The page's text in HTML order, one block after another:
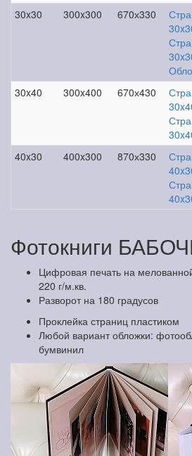
30x30
300x300 670х330
30x40
300x400 670х430
40x30
400x300 870х330
Фотокниги
Цифровая печать на
220 г/м.кв.
Разворот на 180 градусов
Проклейка страниц пластиком
Любой вариант обложки:
бумвинил